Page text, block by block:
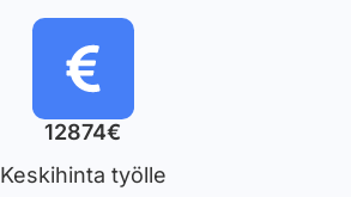
12874€
Keskihinta työlle